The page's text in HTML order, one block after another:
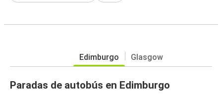
Edimburgo Glasgow
Paradas de autobús en Edimburgo